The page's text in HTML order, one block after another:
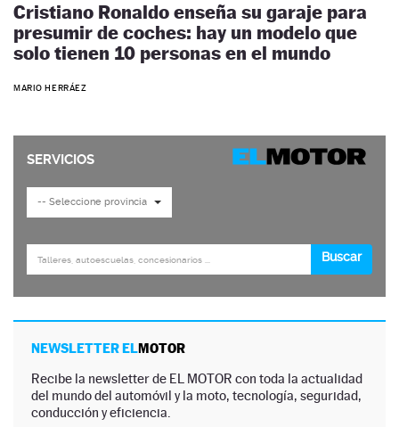
Cristiano Ronaldo enseña su garaje para
presumir de coches: hay un modelo que
solo tienen 10 personas en el mundo
MARIO HERRÁEZ
NEWSLETTER ELMOTOR
Recibe la newsletter de EL MOTOR con toda la actualidad
del mundo del automóvil y la moto, tecnología, seguridad,
conducción y eficiencia.